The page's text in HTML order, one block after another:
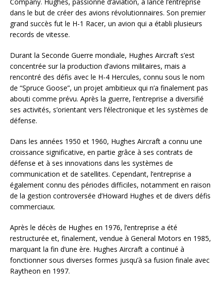
dans le but de créer des avions révolutionnaires. Son premier
grand succès fut le H-1 Racer, un avion qui a établi plusieurs
records de vitesse.
Durant la Seconde Guerre mondiale, Hughes Aircraft s’est
concentrée sur la production d’avions militaires, mais a
rencontré des défis avec le H-4 Hercules, connu sous le nom
de “Spruce Goose”, un projet ambitieux qui n’a finalement pas
abouti comme prévu. Après la guerre, l’entreprise a diversifié
ses activités, s’orientant vers l’électronique et les systèmes de
défense.
Dans les années 1950 et 1960, Hughes Aircraft a connu une
croissance significative, en partie grâce à ses contrats de
défense et à ses innovations dans les systèmes de
communication et de satellites. Cependant, l’entreprise a
également connu des périodes difficiles, notamment en raison
de la gestion controversée d’Howard Hughes et de divers défis
commerciaux.
Après le décès de Hughes en 1976, l’entreprise a été
restructurée et, finalement, vendue à General Motors en 1985,
marquant la fin d’une ère. Hughes Aircraft a continué à
fonctionner sous diverses formes jusqu’à sa fusion finale avec
Raytheon en 1997.